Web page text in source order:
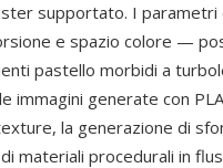
supportato. I parametri
e spazio colore —
pastello morbidi a
immagini generate con
la generazione di
materiali procedurali in